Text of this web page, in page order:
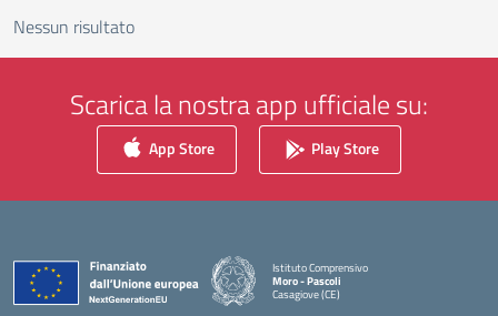
Nessun risultato
Scarica la nostra app ufficiale su:
App Store Play Store
Istituto Comprensivo
Moro - Pascoli
Casagiove (CE)
— Visita la pagina iniziale della scuola